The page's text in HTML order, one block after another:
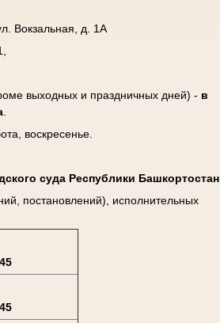
Вокзальная, д. 1А
выходных и праздничных дней) - в
.
воскресенье.
суда Республики Башкортостан
постановлений), исполнительных